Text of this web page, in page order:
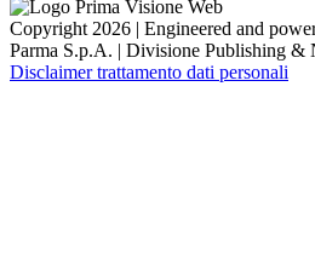
Copyright 2026 | Engineered and
Parma S.p.A. | Divisione Publishing &
Disclaimer trattamento dati personali